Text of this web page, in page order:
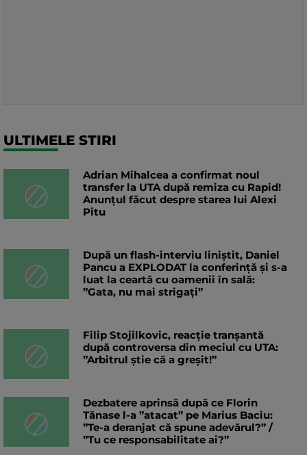
ULTIMELE STIRI
Adrian Mihalcea a confirmat noul
transfer la UTA după remiza cu Rapid!
Anunțul făcut despre starea lui Alexi
Pitu
După un flash-interviu liniștit, Daniel
Pancu a EXPLODAT la conferință și s-a
luat la ceartă cu oamenii în sală:
”Gata, nu mai strigați”
Filip Stojilkovic, reacție tranșantă
după controversa din meciul cu UTA:
”Arbitrul știe că a greșit!”
Dezbatere aprinsă după ce Florin
Tănase l-a ”atacat” pe Marius Baciu:
”Te-a deranjat că spune adevărul?” /
”Tu ce responsabilitate ai?”